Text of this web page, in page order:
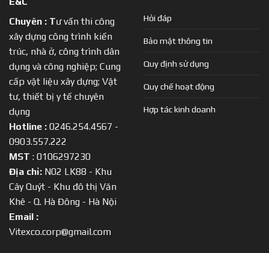
Chuyên : Tư vấn thi công
xây dựng công trình kiến
trúc, nhà ở, công trình dân
dụng và công nghiệp; Cung
cấp vật liệu xây dựng; Vật
tư, thiết bị y tế chuyên
dụng
Hotline : 0246.254.4567 -
0903.557.222
MST : 0106297230
Địa chỉ: N02 LK88 - Khu
Cây Quýt - Khu đô thị Văn
Khê - Q. Hà Đông - Hà Nội
Email :
Vitexco.corp@gmail.com
Hỏi đáp
Bảo mật thông tin
Quy định sử dụng
Quy chế hoạt động
Hợp tác kinh doanh